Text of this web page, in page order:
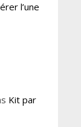
l’une
Kit par